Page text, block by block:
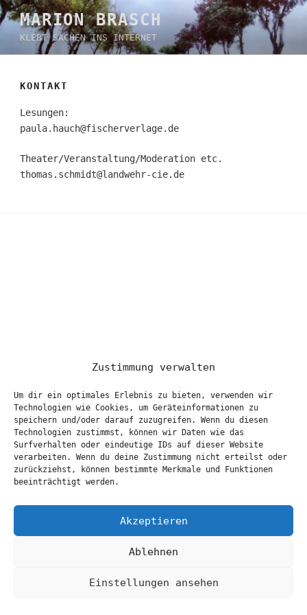
Zustimmung verwalten
Um dir ein optimales Erlebnis zu bieten, verwenden wir
Technologien wie Cookies, um Geräteinformationen zu
speichern und/oder darauf zuzugreifen. Wenn du diesen
Technologien zustimmst, können wir Daten wie das
Surfverhalten oder eindeutige IDs auf dieser Website
verarbeiten. Wenn du deine Zustimmung nicht erteilst oder
zurückziehst, können bestimmte Merkmale und Funktionen
beeinträchtigt werden.
Akzeptieren
Ablehnen
Einstellungen ansehen
Zum
Inhalt
springen
MARION BRASCH
KLEBT SACHEN INS INTERNET
KONTAKT
Lesungen:
paula.hauch@fischerverlage.de
Theater/Veranstaltung/Moderation etc.
thomas.schmidt@landwehr-cie.de